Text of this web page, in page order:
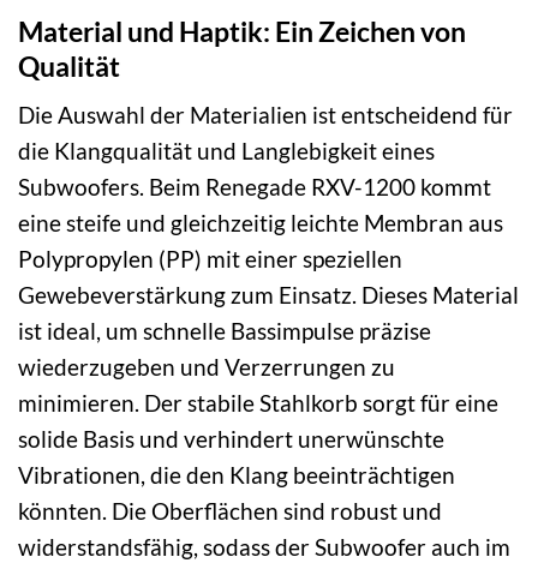
Material und Haptik: Ein Zeichen von
Qualität
Die Auswahl der Materialien ist entscheidend für
die Klangqualität und Langlebigkeit eines
Subwoofers. Beim Renegade RXV-1200 kommt
eine steife und gleichzeitig leichte Membran aus
Polypropylen (PP) mit einer speziellen
Gewebeverstärkung zum Einsatz. Dieses Material
ist ideal, um schnelle Bassimpulse präzise
wiederzugeben und Verzerrungen zu
minimieren. Der stabile Stahlkorb sorgt für eine
solide Basis und verhindert unerwünschte
Vibrationen, die den Klang beeinträchtigen
könnten. Die Oberflächen sind robust und
widerstandsfähig, sodass der Subwoofer auch im